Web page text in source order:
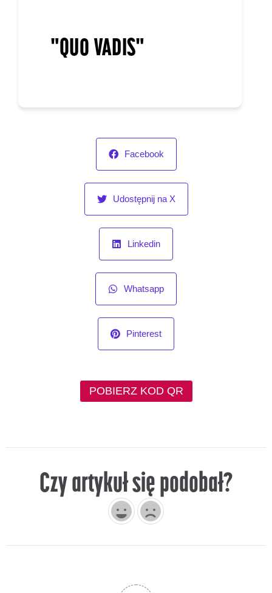
"QUO VADIS"
Facebook
Udostępnij na X
Linkedin
Whatsapp
Pinterest
POBIERZ KOD QR
Czy artykuł się podobał?